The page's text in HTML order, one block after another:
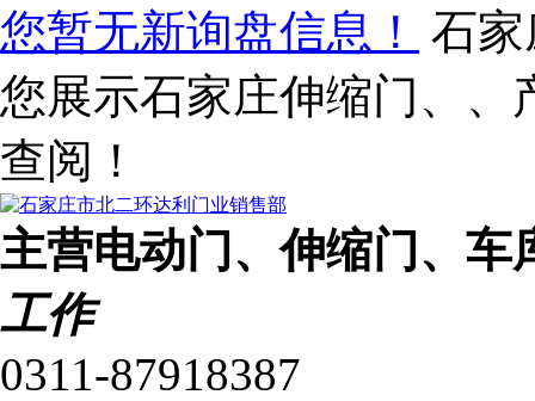
您暂无新询盘信息！
石
您展示石家庄伸缩门、、
查阅！
主营电动门、伸缩门、车
工作
0311-87918387